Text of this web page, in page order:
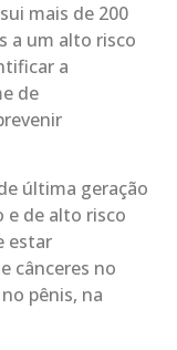
mais de 200
a um alto risco
a
de
última geração
e de alto risco
estar
cânceres no
pênis, na